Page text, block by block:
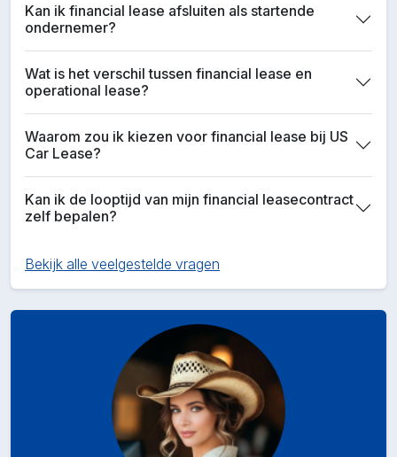
Kan ik financial lease afsluiten als startende
ondernemer?
Wat is het verschil tussen financial lease en
operational lease?
Waarom zou ik kiezen voor financial lease bij US
Car Lease?
Kan ik de looptijd van mijn financial leasecontract
zelf bepalen?
Bekijk alle veelgestelde vragen